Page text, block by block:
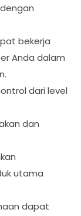
bekerja
Anda dalam
dari level
dan
utama
dapat